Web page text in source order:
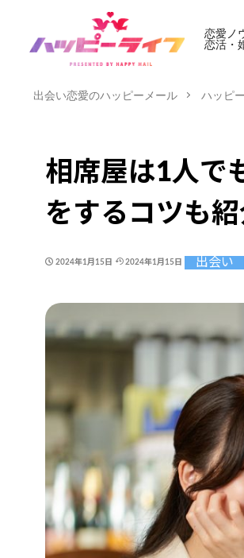
恋愛ノ
恋活・
出会い恋愛のハッピーメール ハッピ
相席屋は1人で
をするコツも
2024年1月15日 2024年1月15日 出会い